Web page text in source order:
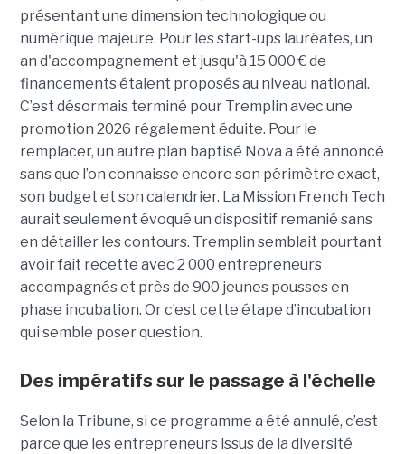
présentant une dimension technologique ou
numérique majeure. Pour les start-ups lauréates, un
an d'accompagnement et jusqu'à 15 000 € de
financements étaient proposés au niveau national.
C’est désormais terminé pour Tremplin avec une
promotion 2026 régalement éduite. Pour le
remplacer, un autre plan baptisé Nova a été annoncé
sans que l’on connaisse encore son périmètre exact,
son budget et son calendrier. La Mission French Tech
aurait seulement évoqué un dispositif remanié sans
en détailler les contours. Tremplin semblait pourtant
avoir fait recette avec 2 000 entrepreneurs
accompagnés et près de 900 jeunes pousses en
phase incubation. Or c’est cette étape d’incubation
qui semble poser question.
Des impératifs sur le passage à l'échelle
Selon la Tribune, si ce programme a été annulé, c’est
parce que les entre­pre­neurs issus de la diver­sité